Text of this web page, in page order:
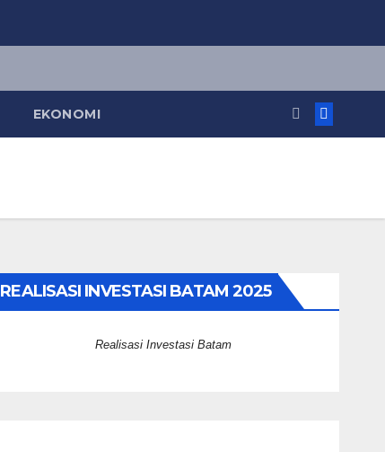
EKONOMI
REALISASI INVESTASI BATAM 2025
Realisasi Investasi Batam